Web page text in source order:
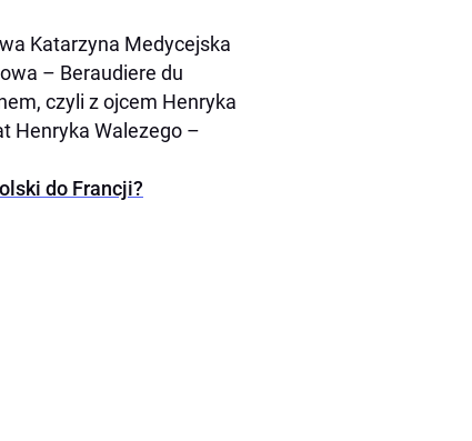
Katarzyna Medycejska
– Beraudiere du
czyli z ojcem Henryka
Henryka Walezego –
do Francji?